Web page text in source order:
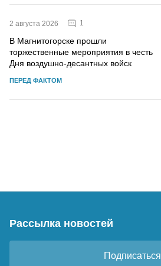
2 августа 2026 1
В Магнитогорске прошли
торжественные мероприятия в честь
Дня воздушно-десантных войск
ПЕРЕД ФАКТОМ
Рассылка новостей
Подписаться